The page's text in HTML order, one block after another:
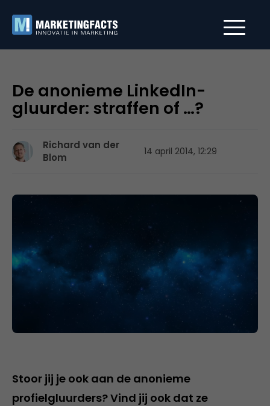
De anonieme LinkedIn-
gluurder: straffen of …?
Richard van der
Blom
14 april 2014, 12:29
Stoor jij je ook aan de anonieme
profielgluurders? Vind jij ook dat ze